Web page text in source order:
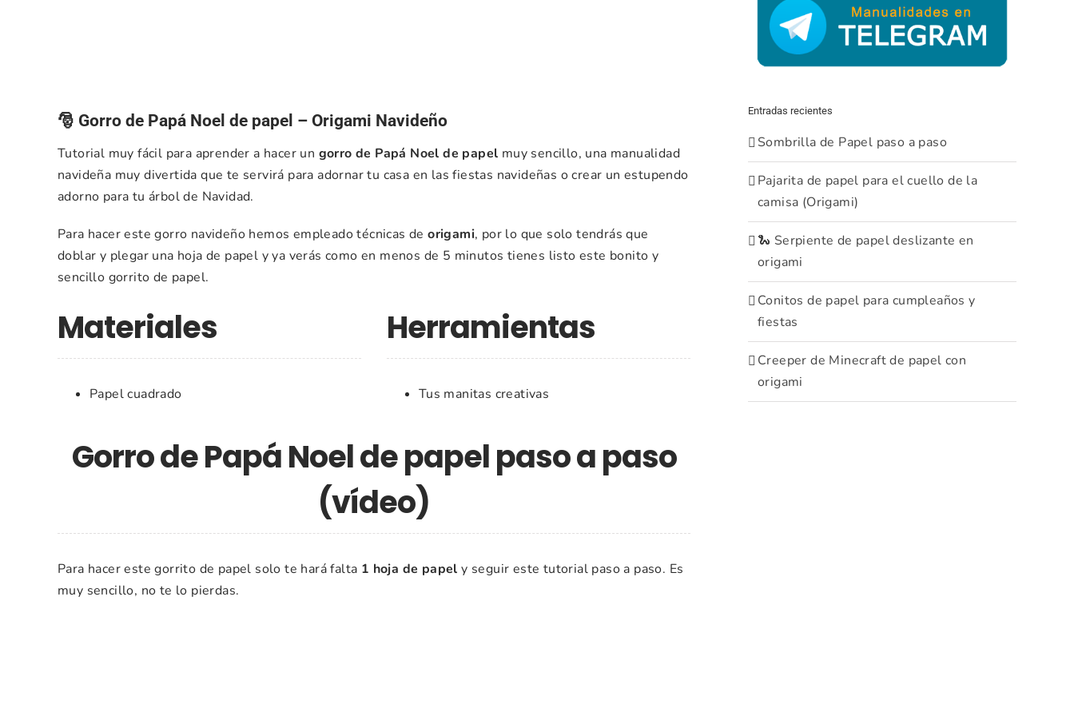
🎅 Gorro de Papá Noel de papel – Origami Navideño
Tutorial muy fácil para aprender a hacer un gorro de Papá Noel de papel muy sencillo, una manualidad
navideña muy divertida que te servirá para adornar tu casa en las fiestas navideñas o crear un estupendo
adorno para tu árbol de Navidad.
Para hacer este gorro navideño hemos empleado técnicas deorigami, por lo que solo tendrás que
doblar y plegar una hoja de papel y ya verás como en menos de 5 minutos tienes listo este bonito y
sencillo gorrito de papel.
Materiales
Papel cuadrado
Herramientas
Tus manitas creativas
Gorro de Papá Noel de papel paso a paso
(vídeo)
Para hacer este gorrito de papel solo te hará falta 1 hoja de papel y seguir este tutorial paso a paso. Es
muy sencillo, no te lo pierdas.
Entradas recientes
Sombrilla de Papel paso a paso
Pajarita de papel para el cuello de la
camisa (Origami)
🐍 Serpiente de papel deslizante en
origami
Conitos de papel para cumpleaños y
fiestas
Creeper de Minecraft de papel con
origami